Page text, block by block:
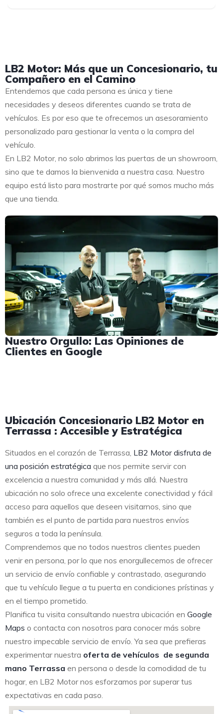
LB2 Motor: Más que un Concesionario, tu
Compañero en el Camino
Entendemos que cada persona es única y tiene
necesidades y deseos diferentes cuando se trata de
vehículos. Es por eso que te ofrecemos un asesoramiento
personalizado para gestionar la venta o la compra del
vehículo.
En LB2 Motor, no solo abrimos las puertas de un showroom,
sino que te damos la bienvenida a nuestra casa. Nuestro
equipo está listo para mostrarte por qué somos mucho más
que una tienda.
Nuestro Orgullo: Las Opiniones de
Clientes en Google
Ubicación Concesionario LB2 Motor en
Terrassa : Accesible y Estratégica
Situados en el corazón de Terrassa, LB2 Motor disfruta de
una posición estratégica que nos permite servir con
excelencia a nuestra comunidad y más allá. Nuestra
ubicación no solo ofrece una excelente conectividad y fácil
acceso para aquellos que deseen visitarnos, sino que
también es el punto de partida para nuestros envíos
seguros a toda la península.
Comprendemos que no todos nuestros clientes pueden
venir en persona, por lo que nos enorgullecemos de ofrecer
un servicio de envío confiable y contrastado, asegurando
que tu vehículo llegue a tu puerta en condiciones prístinas y
en el tiempo prometido.
Planifica tu visita consultando nuestra ubicación en Google
Maps o contacta con nosotros para conocer más sobre
nuestro impecable servicio de envío. Ya sea que prefieras
experimentar nuestra oferta de vehículos de segunda
mano Terrassa en persona o desde la comodidad de tu
hogar, en LB2 Motor nos esforzamos por superar tus
expectativas en cada paso.